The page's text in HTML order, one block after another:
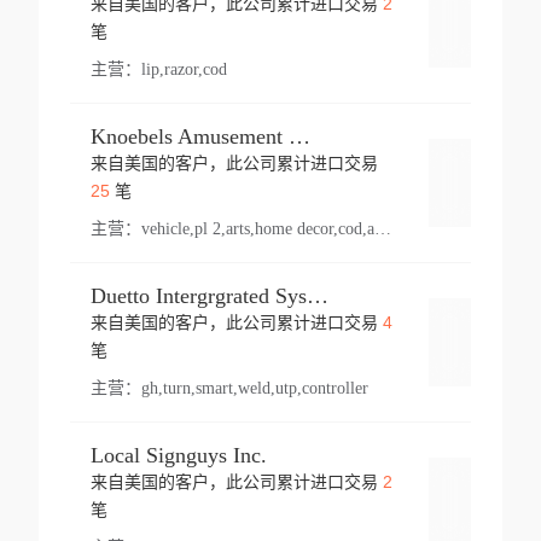
来自美国的客户，此公司累计进口交易
笔
主营： lip,razor,cod
Knoebels Amusement Resort
来自美国的客户，此公司累计进口交易
25笔
主营： vehicle,pl 2,arts,home decor,cod,amusement ride,sea
Duetto Intergrgrated Systems Inc.
来自美国的客户，此公司累计进口交易 4
笔
主营： gh,turn,smart,weld,utp,controller
Local Signguys Inc.
来自美国的客户，此公司累计进口交易 2
笔